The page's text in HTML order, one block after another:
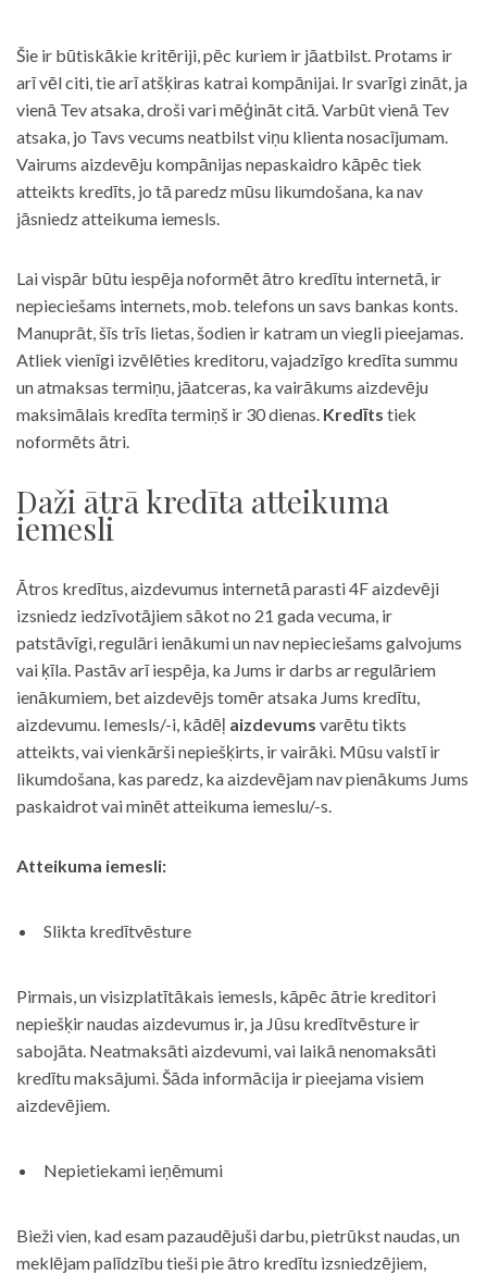
Šie ir būtiskākie kritēriji, pēc kuriem ir jāatbilst. Protams ir
arī vēl citi, tie arī atšķiras katrai kompānijai. Ir svarīgi zināt, ja
vienā Tev atsaka, droši vari mēģināt citā. Varbūt vienā Tev
atsaka, jo Tavs vecums neatbilst viņu klienta nosacījumam.
Vairums aizdevēju kompānijas nepaskaidro kāpēc tiek
atteikts kredīts, jo tā paredz mūsu likumdošana, ka nav
jāsniedz atteikuma iemesls.
Lai vispār būtu iespēja noformēt ātro kredītu internetā, ir
nepieciešams internets, mob. telefons un savs bankas konts.
Manuprāt, šīs trīs lietas, šodien ir katram un viegli pieejamas.
Atliek vienīgi izvēlēties kreditoru, vajadzīgo kredīta summu
un atmaksas termiņu, jāatceras, ka vairākums aizdevēju
maksimālais kredīta termiņš ir 30 dienas. Kredīts tiek
noformēts ātri.
Daži ātrā kredīta atteikuma
iemesli
Ātros kredītus, aizdevumus internetā parasti 4F aizdevēji
izsniedz iedzīvotājiem sākot no 21 gada vecuma, ir
patstāvīgi, regulāri ienākumi un nav nepieciešams galvojums
vai ķīla. Pastāv arī iespēja, ka Jums ir darbs ar regulāriem
ienākumiem, bet aizdevējs tomēr atsaka Jums kredītu,
aizdevumu. Iemesls/-i, kādēļ aizdevums varētu tikts
atteikts, vai vienkārši nepiešķirts, ir vairāki. Mūsu valstī ir
likumdošana, kas paredz, ka aizdevējam nav pienākums Jums
paskaidrot vai minēt atteikuma iemeslu/-s.
Atteikuma iemesli:
Slikta kredītvēsture
Pirmais, un visizplatītākais iemesls, kāpēc ātrie kreditori
nepiešķir naudas aizdevumus ir, ja Jūsu kredītvēsture ir
sabojāta. Neatmaksāti aizdevumi, vai laikā nenomaksāti
kredītu maksājumi. Šāda informācija ir pieejama visiem
aizdevējiem.
Nepietiekami ieņēmumi
Bieži vien, kad esam pazaudējuši darbu, pietrūkst naudas, un
meklējam palīdzību tieši pie ātro kredītu izsniedzējiem,